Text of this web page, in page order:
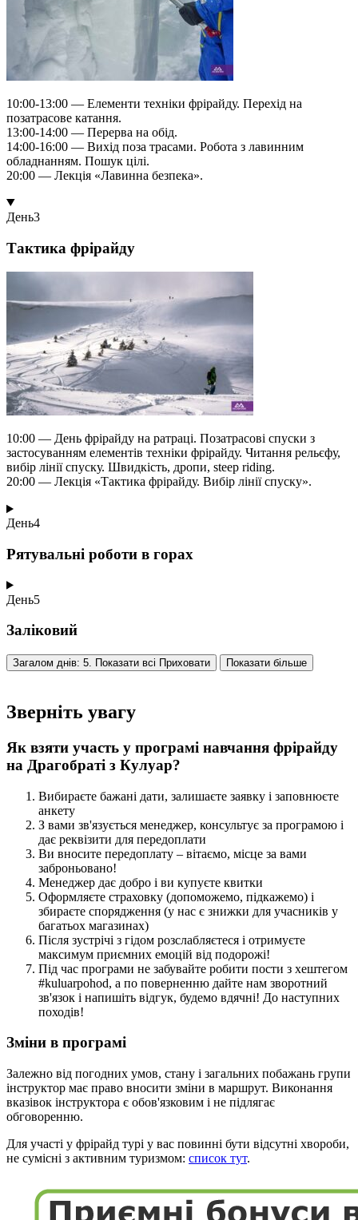
10:00-13:00 — Елементи техніки фрірайду. Перехід на
позатрасове катання.
13:00-14:00 — Перерва на обід.
14:00-16:00 — Вихід поза трасами. Робота з лавинним
обладнанням. Пошук цілі.
20:00 — Лекція «Лавинна безпека».
День3
Тактика фрірайду
10:00 — День фрірайду на ратраці. Позатрасові спуски з
застосуванням елементів техніки фрірайду. Читання рельєфу,
вибір лінії спуску. Швидкість, дропи, steep riding.
20:00 — Лекція «Тактика фрірайду. Вибір лінії спуску».
День4
Рятувальні роботи в горах
День5
Заліковий
Загалом днів: 5. Показати всі Приховати Показати більше
Зверніть увагу
Як взяти участь у програмі навчання фрірайду
на Драгобраті з Кулуар?
Вибираєте бажані дати, залишаєте заявку і заповнюєте
анкету
З вами зв'язується менеджер, консультує за програмою і
дає реквізити для передоплати
Ви вносите передоплату – вітаємо, місце за вами
заброньовано!
Менеджер дає добро і ви купуєте квитки
Оформляєте страховку (допоможемо, підкажемо) і
збираєте спорядження (у нас є знижки для учасників у
багатьох магазинах)
Після зустрічі з гідом розслабляєтеся і отримуєте
максимум приємних емоцій від подорожі!
Під час програми не забувайте робити пости з хештегом
#kuluarpohod, а по поверненню дайте нам зворотний
зв'язок і напишіть відгук, будемо вдячні! До наступних
походів!
Зміни в програмі
Залежно від погодних умов, стану і загальних побажань групи
інструктор має право вносити зміни в маршрут. Виконання
вказівок інструктора є обов'язковим і не підлягає
обговоренню.
Для участі у фрірайд турі у вас повинні бути відсутні хвороби,
не сумісні з активним туризмом: список тут.